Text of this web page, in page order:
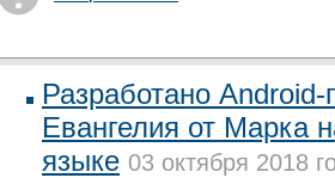
Разработано
Евангелия от Марка
языке 03 октября 2018